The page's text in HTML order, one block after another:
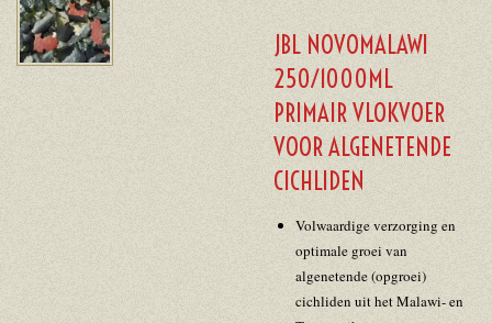
JBL NOVOMALAWI
250/1000ML
PRIMAIR VLOKVOER
VOOR ALGENETENDE
CICHLIDEN
Volwaardige verzorging en
optimale groei van
algenetende (opgroei)
cichliden uit het Malawi- en